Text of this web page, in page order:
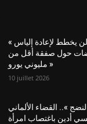
« سكاي الألمانية: كولن يخطط لإعادة إلياس
حول صفقة أقل من
مليوني يورو »
10 juillet 2026
».. القضاء الألماني
أدين باغتصاب امرأة